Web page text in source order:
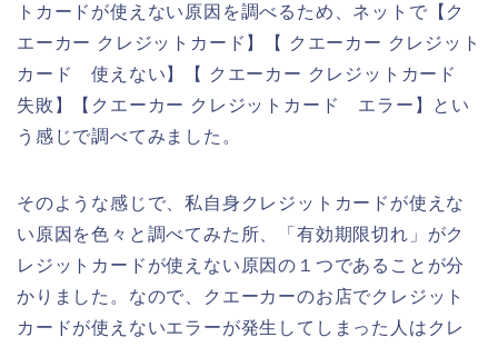
トカードが使えない原因を調べるため、ネットで【ク
エーカー クレジットカード】【 クエーカー クレジット
カード 使えない】【 クエーカー クレジットカード
失敗】【クエーカー クレジットカード エラー】とい
う感じで調べてみました。
そのような感じで、私自身クレジットカードが使えな
い原因を色々と調べてみた所、「有効期限切れ」がク
レジットカードが使えない原因の１つであることが分
かりました。なので、クエーカーのお店でクレジット
カードが使えないエラーが発生してしまった人はクレ